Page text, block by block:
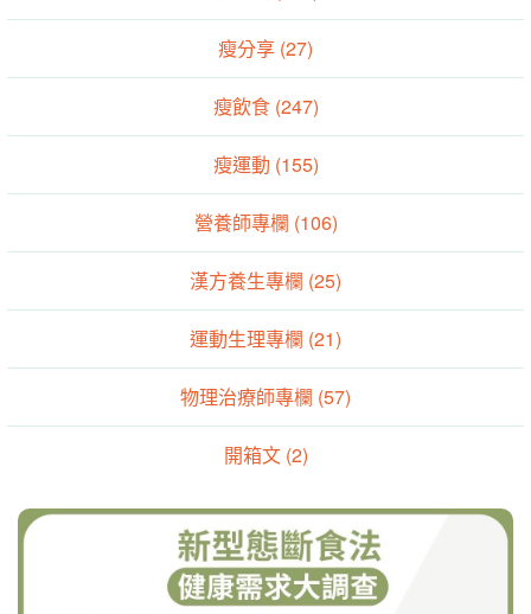
瘦分享 (27)
瘦飲食 (247)
瘦運動 (155)
營養師專欄 (106)
漢方養生專欄 (25)
運動生理專欄 (21)
物理治療師專欄 (57)
開箱文 (2)